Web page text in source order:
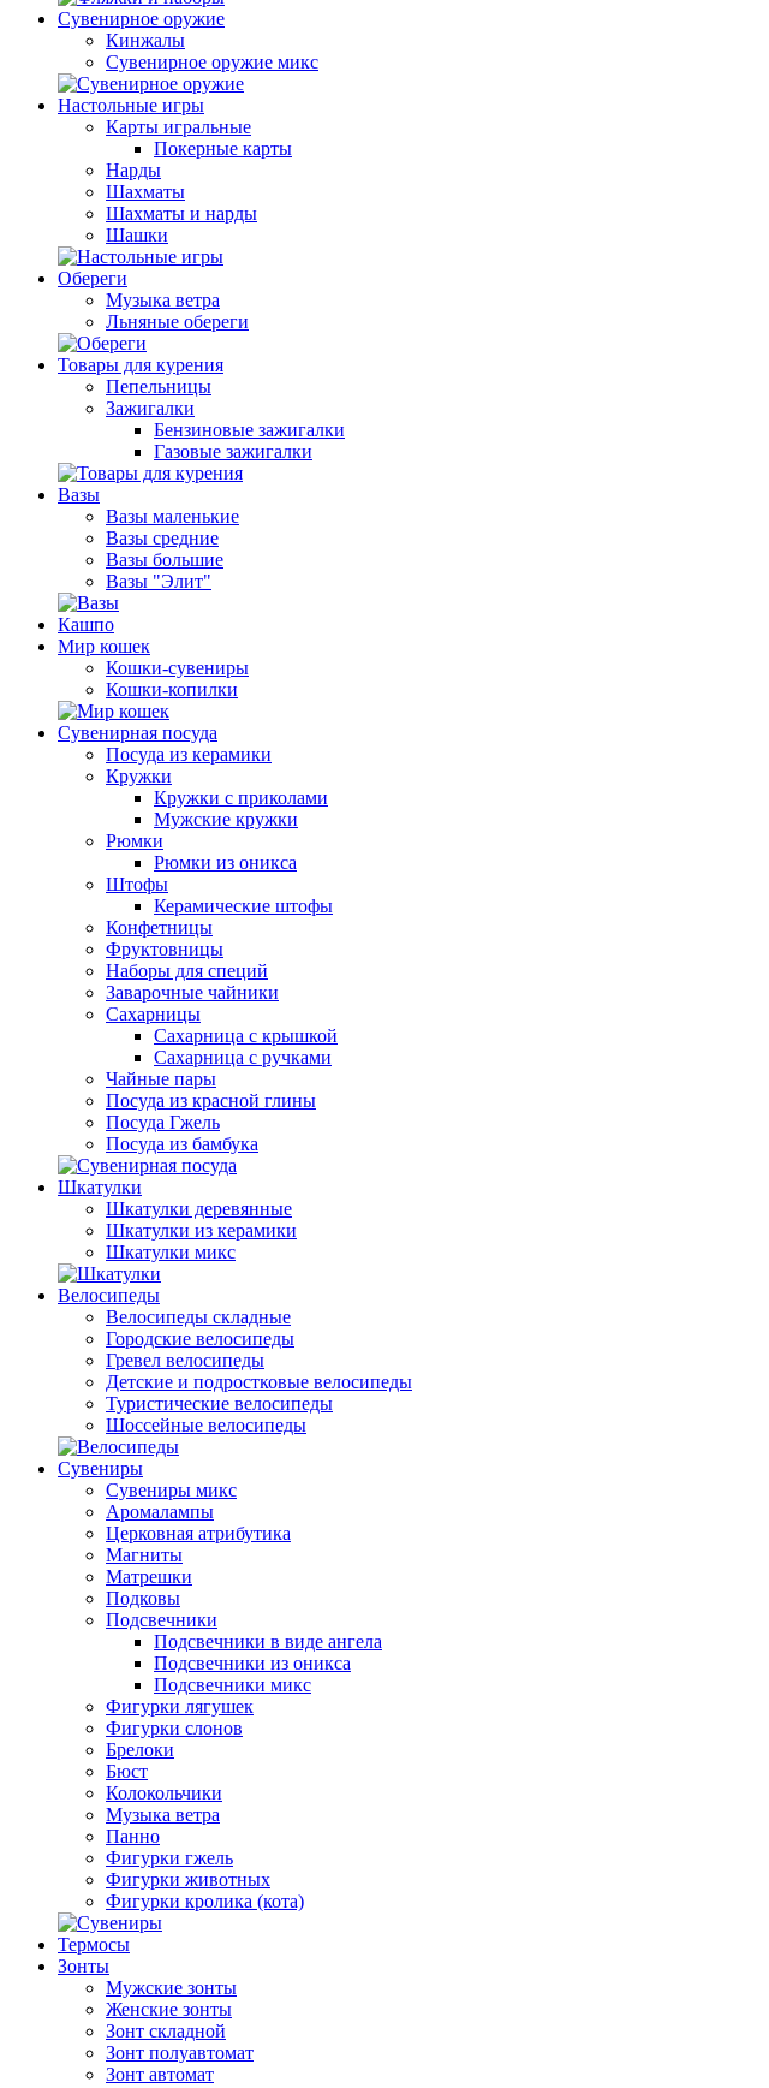
Сувенирное оружие
Кинжалы
Сувенирное оружие микс
Настольные игры
Карты игральные
Покерные карты
Нарды
Шахматы
Шахматы и нарды
Шашки
Обереги
Музыка ветра
Льняные обереги
Товары для курения
Пепельницы
Зажигалки
Бензиновые зажигалки
Газовые зажигалки
Вазы
Вазы маленькие
Вазы средние
Вазы большие
Вазы "Элит"
Кашпо
Мир кошек
Кошки-сувениры
Кошки-копилки
Сувенирная посуда
Посуда из керамики
Кружки
Кружки с приколами
Мужские кружки
Рюмки
Рюмки из оникса
Штофы
Керамические штофы
Конфетницы
Фруктовницы
Наборы для специй
Заварочные чайники
Сахарницы
Сахарница с крышкой
Сахарница с ручками
Чайные пары
Посуда из красной глины
Посуда Гжель
Посуда из бамбука
Шкатулки
Шкатулки деревянные
Шкатулки из керамики
Шкатулки микс
Велосипеды
Велосипеды складные
Городские велосипеды
Гревел велосипеды
Детские и подростковые велосипеды
Туристические велосипеды
Шоссейные велосипеды
Сувениры
Сувениры микс
Аромалампы
Церковная атрибутика
Магниты
Матрешки
Подковы
Подсвечники
Подсвечники в виде ангела
Подсвечники из оникса
Подсвечники микс
Фигурки лягушек
Фигурки слонов
Брелоки
Бюст
Колокольчики
Музыка ветра
Панно
Фигурки гжель
Фигурки животных
Фигурки кролика (кота)
Термосы
Зонты
Мужские зонты
Женские зонты
Зонт складной
Зонт полуавтомат
Зонт автомат